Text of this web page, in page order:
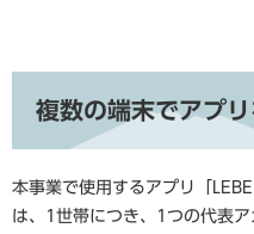
複数の端末でアプ
本事業で使用するアプリ「
は、1世帯につき、1つの代表